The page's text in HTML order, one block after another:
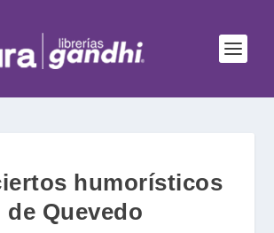
humorísticos
de Quevedo